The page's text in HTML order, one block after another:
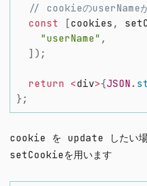
// cookieのuserName
const
[cookies ,
"userName" ,
] ) ;
return <div>{JSON.
};
cookie を update したい場
setCookieを用います